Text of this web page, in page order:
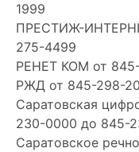
1999
ПРЕСТИЖ-
275-4499
РЕНЕТ КОМ от
РЖД от 845-298-
Саратовская
230-0000 до 845-
Саратовское